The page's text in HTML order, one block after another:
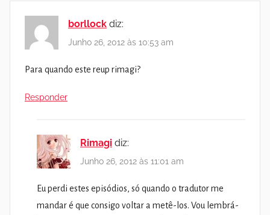
borllock diz:
Junho 26, 2012 às 10:53 am
Para quando este reup rimagi?
Responder
Rimagi diz:
Junho 26, 2012 às 11:01 am
Eu perdi estes episódios, só quando o tradutor me
mandar é que consigo voltar a metê-los. Vou lembrá-